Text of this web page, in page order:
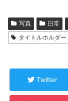
写真 日常
タイトルホルダー
Twitter